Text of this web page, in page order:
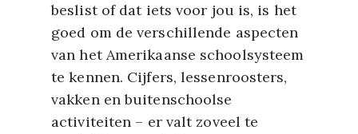
beslist of dat iets voor jou is, is het
goed om de verschillende aspecten
van het Amerikaanse schoolsysteem
te kennen. Cijfers, lessenroosters,
vakken en buitenschoolse
activiteiten – er valt zoveel te